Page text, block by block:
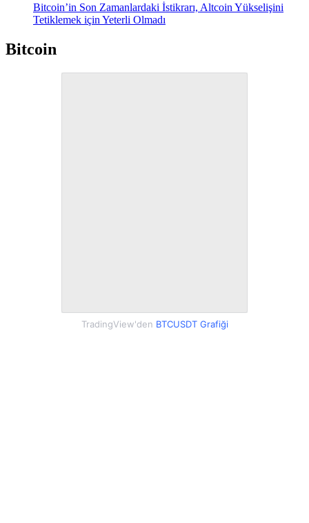
Bitcoin’in Son Zamanlardaki İstikrarı, Altcoin Yükselişini
Tetiklemek için Yeterli Olmadı
Bitcoin
TradingView'den BTCUSDT Grafiği